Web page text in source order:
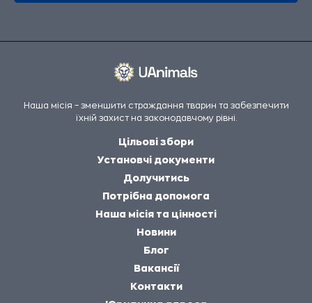
Наша місія – зменшити страждання тварин та забезпечити
їхній захист на законодавчому рівні.
Цільові збори
Установчі документи
Долучитись
Потрібна допомога
Наша місія та цінності
Новини
Блог
Вакансії
Контакти